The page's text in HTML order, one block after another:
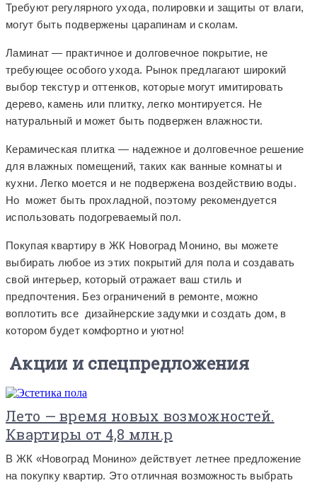
Требуют регулярного ухода, полировки и защиты от влаги,
могут быть подвержены царапинам и сколам.
Ламинат — практичное и долговечное покрытие, не
требующее особого ухода. Рынок предлагают широкий
выбор текстур и оттенков, которые могут имитировать
дерево, камень или плитку, легко монтируется. Не
натуральный и может быть подвержен влажности.
Керамическая плитка — надежное и долговечное решение
для влажных помещений, таких как ванные комнаты и
кухни. Легко моется и не подвержена воздействию воды.
Но может быть прохладной, поэтому рекомендуется
использовать подогреваемый пол.
Покупая квартиру в ЖК Новоград Монино, вы можете
выбирать любое из этих покрытий для пола и создавать
свой интерьер, который отражает ваш стиль и
предпочтения. Без ограничений в ремонте, можно
воплотить все дизайнерские задумки и создать дом, в
котором будет комфортно и уютно!
Акции и спецпредложения
Лето — время новых возможностей.
Квартиры от 4,8 млн.р
В ЖК «Новоград Монино» действует летнее предложение
на покупку квартир. Это отличная возможность выбрать